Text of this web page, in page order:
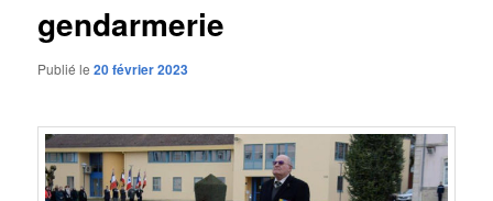
gendarmerie
Publié le20 février 2023